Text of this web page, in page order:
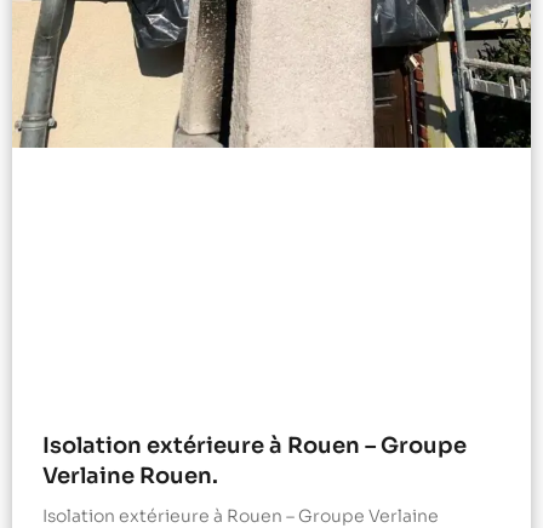
Isolation extérieure à Rouen – Groupe
Verlaine Rouen.
Isolation extérieure à Rouen – Groupe Verlaine